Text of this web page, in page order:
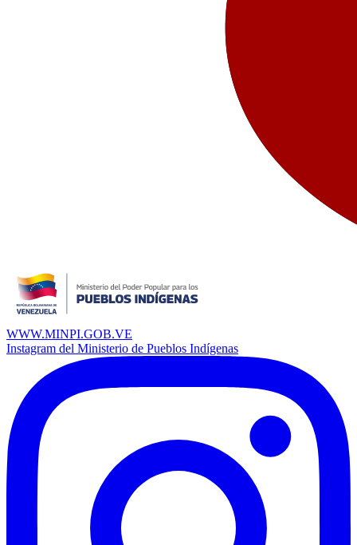
WWW.MINPI.GOB.VE
Instagram del Ministerio de Pueblos Indígenas